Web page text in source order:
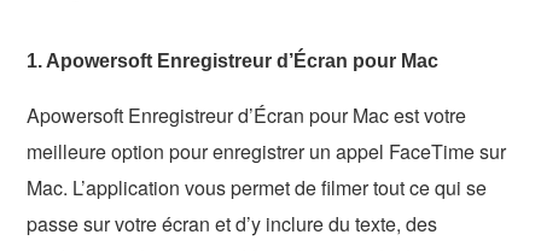
1. Apowersoft Enregistreur d’Écran pour Mac
Apowersoft Enregistreur d’Écran pour Mac est votre
meilleure option pour enregistrer un appel FaceTime sur
Mac. L’application vous permet de filmer tout ce qui se
passe sur votre écran et d’y inclure du texte, des